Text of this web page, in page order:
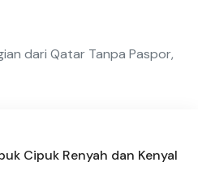
dari Qatar Tanpa Paspor,
Cipuk Renyah dan Kenyal